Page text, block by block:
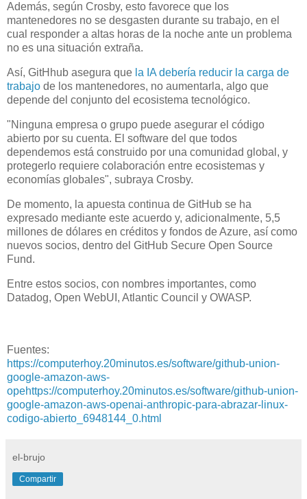
Además, según Crosby, esto favorece que los
mantenedores no se desgasten durante su trabajo, en el
cual responder a altas horas de la noche ante un problema
no es una situación extraña.
Así, GitHhub asegura que la IA debería reducir la carga de
trabajo de los mantenedores, no aumentarla, algo que
depende del conjunto del ecosistema tecnológico.
"Ninguna empresa o grupo puede asegurar el código
abierto por su cuenta. El software del que todos
dependemos está construido por una comunidad global, y
protegerlo requiere colaboración entre ecosistemas y
economías globales", subraya Crosby.
De momento, la apuesta continua de GitHub se ha
expresado mediante este acuerdo y, adicionalmente, 5,5
millones de dólares en créditos y fondos de Azure, así como
nuevos socios, dentro del GitHub Secure Open Source
Fund.
Entre estos socios, con nombres importantes, como
Datadog, Open WebUI, Atlantic Council y OWASP.
Fuentes:
https://computerhoy.20minutos.es/software/github-union-
google-amazon-aws-
opehttps://computerhoy.20minutos.es/software/github-union-
google-amazon-aws-openai-anthropic-para-abrazar-linux-
codigo-abierto_6948144_0.html
el-brujo
Compartir